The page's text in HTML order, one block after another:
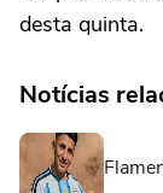
desta quinta.
Notícias